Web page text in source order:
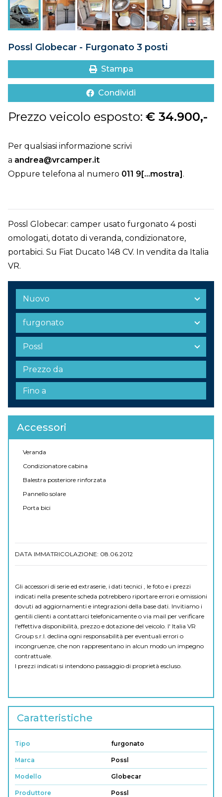
DOVE SIAMO
CONTATTI
Possl Globecar - Furgonato 3 posti
Stampa
Condividi
Prezzo veicolo esposto: € 34.900,-
Per qualsiasi informazione scrivi
a andrea@vrcamper.it
Oppure telefona al numero 011 9[...mostra].
Possl Globecar: camper usato furgonato 4 posti
omologati, dotato di veranda, condizionatore,
portabici. Su Fiat Ducato 148 CV. In vendita da Italia
VR.
Accessori
Veranda
Condizionatore cabina
Balestra posteriore rinforzata
Pannello solare
Porta bici
DATA IMMATRICOLAZIONE: 08.06.2012
Gli accessori di serie ed extraserie, i dati tecnici , le foto e i prezzi
indicati nella presente scheda potrebbero riportare errori e omissioni
dovuti ad aggiornamenti e integrazioni della base dati. Invitiamo i
gentili clienti a contattarci telefonicamente o via mail per verificare
l'effettiva disponibilità, prezzo e dotazione del veicolo. I' Italia VR
Group s.r.l. declina ogni responsabilità per eventuali errori o
incongruenze, che non rappresentano in alcun modo un impegno
contrattuale.
I prezzi indicati si intendono passaggio di proprietà escluso.
Caratteristiche
Tipo furgonato
Marca Possl
Modello Globecar
Produttore Possl